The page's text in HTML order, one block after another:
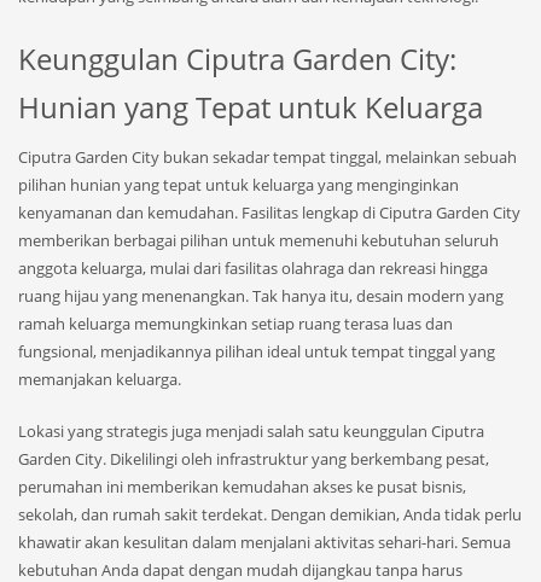
Keunggulan Ciputra Garden City:
Hunian yang Tepat untuk Keluarga
Ciputra Garden City bukan sekadar tempat tinggal, melainkan sebuah
pilihan hunian yang tepat untuk keluarga yang menginginkan
kenyamanan dan kemudahan. Fasilitas lengkap di Ciputra Garden City
memberikan berbagai pilihan untuk memenuhi kebutuhan seluruh
anggota keluarga, mulai dari fasilitas olahraga dan rekreasi hingga
ruang hijau yang menenangkan. Tak hanya itu, desain modern yang
ramah keluarga memungkinkan setiap ruang terasa luas dan
fungsional, menjadikannya pilihan ideal untuk tempat tinggal yang
memanjakan keluarga.
Lokasi yang strategis juga menjadi salah satu keunggulan Ciputra
Garden City. Dikelilingi oleh infrastruktur yang berkembang pesat,
perumahan ini memberikan kemudahan akses ke pusat bisnis,
sekolah, dan rumah sakit terdekat. Dengan demikian, Anda tidak perlu
khawatir akan kesulitan dalam menjalani aktivitas sehari-hari. Semua
kebutuhan Anda dapat dengan mudah dijangkau tanpa harus